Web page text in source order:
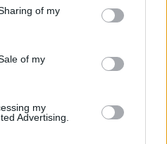
of my
of my
my
Advertising.
Tomáš Cipra končí ve funkci